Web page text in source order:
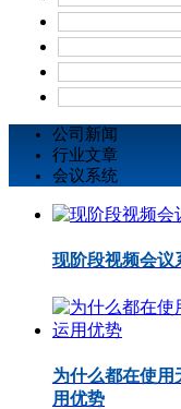
公司新闻
行业文章
会议系统
现阶段视频会议
为什么都在使用
用优势